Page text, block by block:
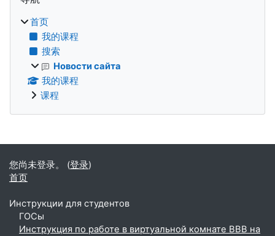
首页
我的课程
搜索
Новости сайта
我的课程
课程
补充内容块
您尚未登录。 (登录)
首页
Инструкции для студентов
ГОСы
Инструкция по работе в виртуальной комнате BBB на